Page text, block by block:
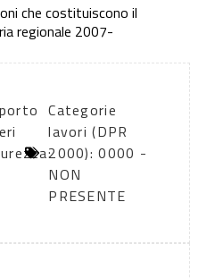
che costituiscono il
regionale 2007-
Categorie
lavori (DPR
2000): 0000 -
NON
PRESENTE